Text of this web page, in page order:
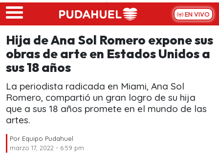
Skip to main content
EN VIVO
Hija de Ana Sol Romero expone sus
obras de arte en Estados Unidos a
sus 18 años
La periodista radicada en Miami, Ana Sol
Romero, compartió un gran logro de su hija
que a sus 18 años promete en el mundo de las
artes.
Por Equipo Pudahuel
marzo 17, 2022 - 6:59 pm